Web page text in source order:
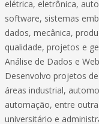
elétrica, eletrônica,
software, sistemas
dados, mecânica,
qualidade, projetos e
Análise de Dados e
Desenvolvo projetos
áreas industrial,
automação, entre
universitário e